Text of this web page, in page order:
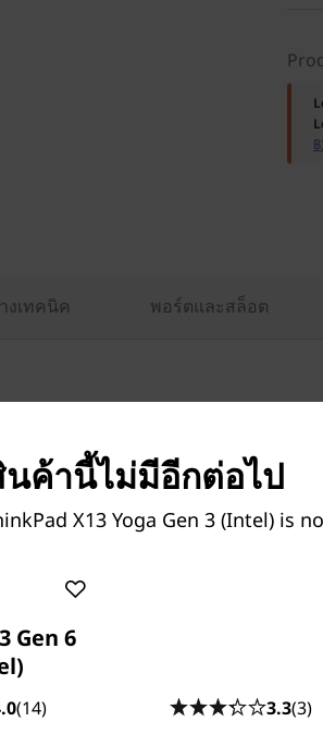
งเทคนิค พอร์ตและสล็อต
Gen 3 (16″
รียวบาง ทนทาน และเพิ่ม
ด้วย AI สำหรับคนทำวาน
เวิร์กสเต
สำหรับผู้
ผลในระ
ค้านี้ไม่มีอีกต่อไป
X13 Yoga Gen 3 (Intel) is
Gen 6
(14) 3.3(3)